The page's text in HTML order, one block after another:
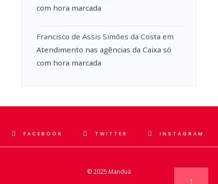
com hora marcada
Francisco de Assis Simões da Costa em
Atendimento nas agências da Caixa só
com hora marcada
FACEBOOK TWITTER INSTAGRAM
© 2025 Manduá
↑